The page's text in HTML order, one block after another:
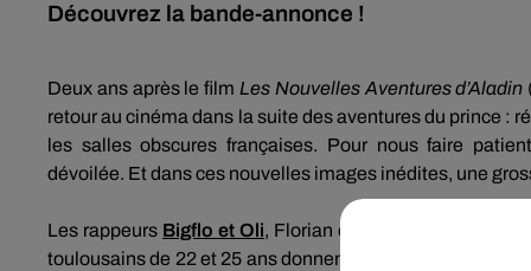
Découvrez la bande-annonce !
Deux ans après le film Les Nouvelles Aventures d’Aladin
retour au cinéma dans la suite des aventures du prince :
les salles obscures françaises. Pour nous faire
dévoilée. Et dans ces nouvelles images inédites, une
Les rappeurs Bigflo et Oli, Florian et
toulousains de 22 et 25 ans donnent la réplique à un